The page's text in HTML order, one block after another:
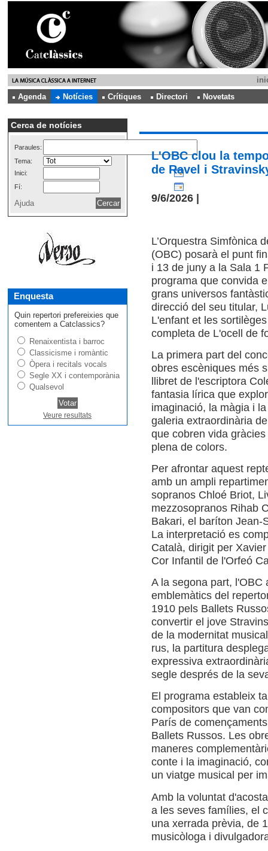
Agenda
Notícies Crítiques Directori Novetats
Cerca de notícies
Paraules:
Tema:
Inici:
Fí:
Ajuda
Enquesta
Quin repertori prefereixies que
comentem a Catclassics?
Renaixentista i barroc
Classicisme i romàntic
Òpera i recitals vocals
Segle XX i contemporània
Qualsevol
Veure resultats
L'OBC clou la
de Ravel i
9/6/2026 |
L’Orquestra Simfònica
(OBC) posarà el punt
i 13 de juny a la Sala 1
programa que convida
grans universos
direcció del seu titular,
L'enfant et les
completa de L'ocell de
La primera part del
obres escèniques més
llibret de l'escriptora
fantasia lírica que
imaginació, la màgia i
galeria extraordinària
que cobren vida
plena de colors.
Per afrontar aquest
amb un ampli
sopranos Chloé Briot,
mezzosopranos Rihab
Bakari, el baríton Jean-
La interpretació es
Català, dirigit per
Cor Infantil de l'Orfeó
A la segona part, l'OBC
emblemàtics del
1910 pels Ballets
convertir el jove
de la modernitat
rus, la partitura
expressiva
segle després de la
El programa estableix
compositors que van
París de
Ballets Russos. Les
maneres
conte i la imaginació,
un viatge musical per
Amb la voluntat
a les seves famílies, el
una xerrada prèvia, de
musicòloga i